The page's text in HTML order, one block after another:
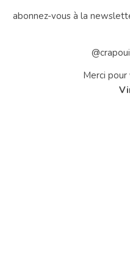
abonnez-vous à la
Merci